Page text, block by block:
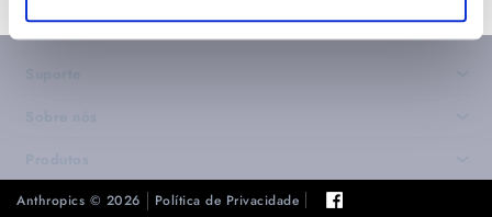
Anthropics © 2026
Política de Privacidade